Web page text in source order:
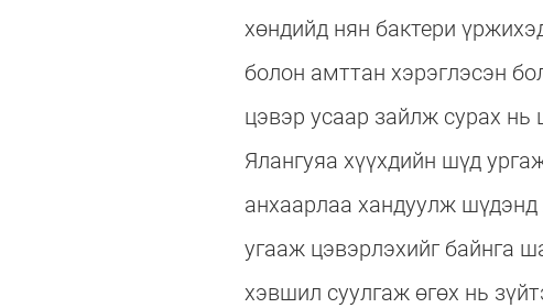
хөндийд нян бактери
болон амттан хэрэглэсэн
цэвэр усаар зайлж сурах нь
Ялангуяа хүүхдийн шүд
анхаарлаа хандуулж
угааж цэвэрлэхийг байнга
хэвшил суулгаж өгөх нь